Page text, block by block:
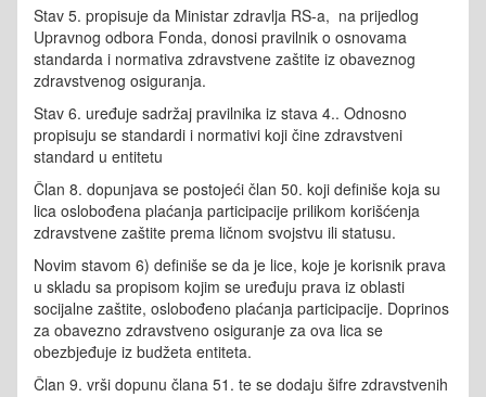
Stav 5. propisuje da Ministar zdravlja RS-a, na prijedlog
Upravnog odbora Fonda, donosi pravilnik o osnovama
standarda i normativa zdravstvene zaštite iz obaveznog
zdravstvenog osiguranja.
Stav 6. uređuje sadržaj pravilnika iz stava 4.. Odnosno
propisuju se standardi i normativi koji čine zdravstveni
standard u entitetu
Član 8. dopunjava se postojeći član 50. koji definiše koja su
lica oslobođena plaćanja participacije prilikom korišćenja
zdravstvene zaštite prema ličnom svojstvu ili statusu.
Novim stavom 6) definiše se da je lice, koje je korisnik prava
u skladu sa propisom kojim se uređuju prava iz oblasti
socijalne zaštite, oslobođeno plaćanja participacije. Doprinos
za obavezno zdravstveno osiguranje za ova lica se
obezbjeđuje iz budžeta entiteta.
Član 9. vrši dopunu člana 51. te se dodaju šifre zdravstvenih